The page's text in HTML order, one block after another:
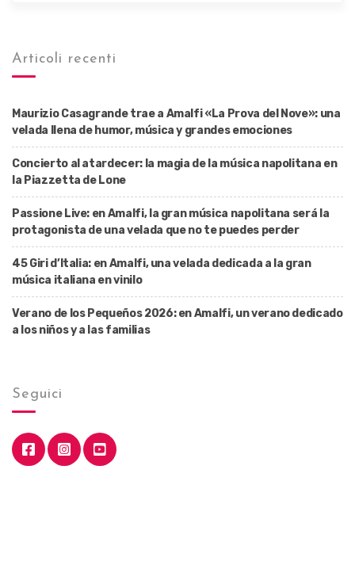
Articoli recenti
Maurizio Casagrande trae a Amalfi «La Prova del Nove»: una
velada llena de humor, música y grandes emociones
Concierto al atardecer: la magia de la música napolitana en
la Piazzetta de Lone
Passione Live: en Amalfi, la gran música napolitana será la
protagonista de una velada que no te puedes perder
45 Giri d’Italia: en Amalfi, una velada dedicada a la gran
música italiana en vinilo
Verano de los Pequeños 2026: en Amalfi, un verano dedicado
a los niños y a las familias
Seguici